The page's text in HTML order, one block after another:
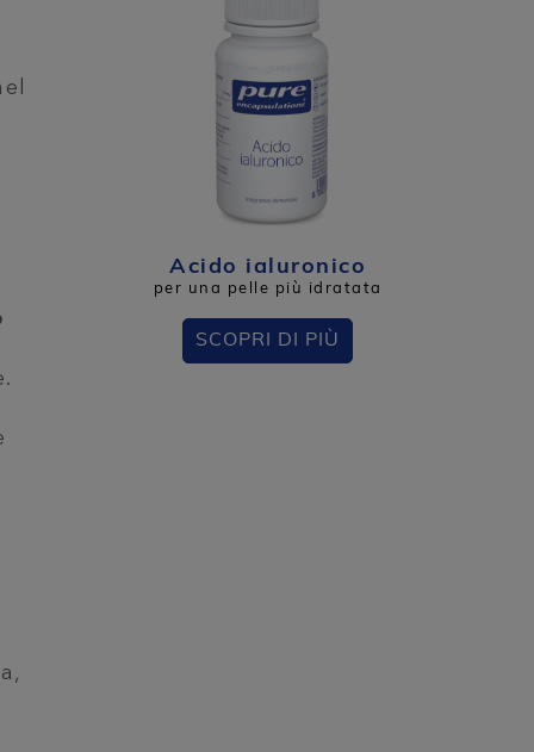
Acido ialuronico​
per una pelle più idratata
SCOPRI DI PIÙ